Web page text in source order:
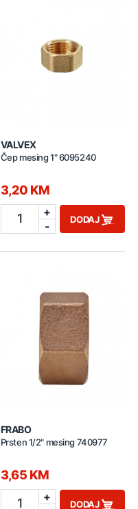
VALVEX
Čep mesing 1" 6095240
3,20 KM
1
+
-
DODAJ
FRABO
Prsten 1/2" mesing 740977
3,65 KM
1
+
DODAJ